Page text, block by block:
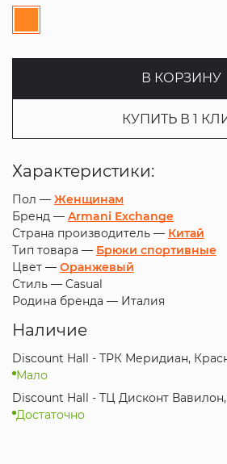
В КОРЗИНУ
КУПИТЬ В 1
Характеристики:
Пол — Женщинам
Бренд — Armani Exchange
Страна производитель — Китай
Тип товара — Брюки спортивные
Цвет — Оранжевый
Стиль — Casual
Родина бренда — Италия
Наличие
Discount Hall - ТРК Меридиан,
Мало
Discount Hall - ТЦ Дисконт
Достаточно